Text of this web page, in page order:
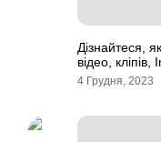
Дізнайтеся,
відео,
4 Грудня, 2023